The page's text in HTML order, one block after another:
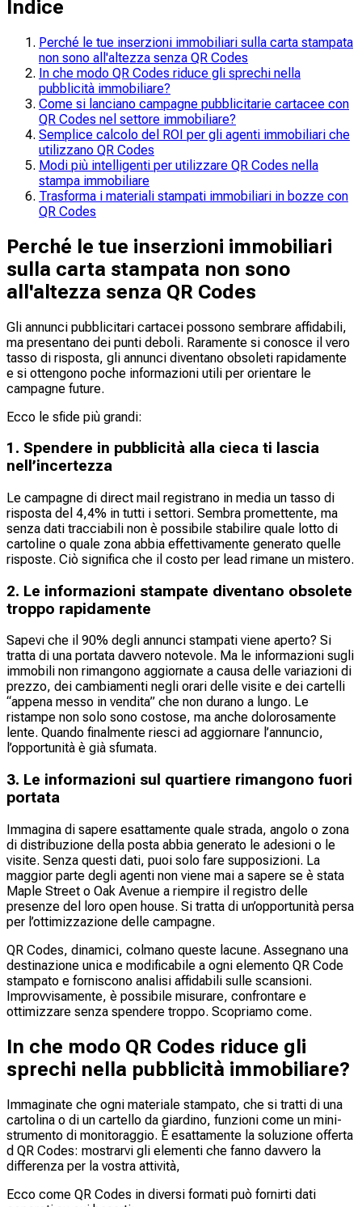
Indice
Perché le tue inserzioni immobiliari sulla carta stampata
non sono all'altezza senza QR Codes
In che modo QR Codes riduce gli sprechi nella
pubblicità immobiliare?
Come si lanciano campagne pubblicitarie cartacee con
QR Codes nel settore immobiliare?
Semplice calcolo del ROI per gli agenti immobiliari che
utilizzano QR Codes
Modi più intelligenti per utilizzare QR Codes nella
stampa immobiliare
Trasforma i materiali stampati immobiliari in bozze con
QR Codes
Perché le tue inserzioni immobiliari
sulla carta stampata non sono
all'altezza senza QR Codes
Gli annunci pubblicitari cartacei possono sembrare affidabili,
ma presentano dei punti deboli. Raramente si conosce il vero
tasso di risposta, gli annunci diventano obsoleti rapidamente
e si ottengono poche informazioni utili per orientare le
campagne future.
Ecco le sfide più grandi:
1. Spendere in pubblicità alla cieca ti lascia
nell’incertezza
Le campagne di direct mail registrano in media un tasso di
risposta del 4,4% in tutti i settori. Sembra promettente, ma
senza dati tracciabili non è possibile stabilire quale lotto di
cartoline o quale zona abbia effettivamente generato quelle
risposte. Ciò significa che il costo per lead rimane un mistero.
2. Le informazioni stampate diventano obsolete
troppo rapidamente
Sapevi che il 90% degli annunci stampati viene aperto? Si
tratta di una portata davvero notevole. Ma le informazioni sugli
immobili non rimangono aggiornate a causa delle variazioni di
prezzo, dei cambiamenti negli orari delle visite e dei cartelli
“appena messo in vendita” che non durano a lungo. Le
ristampe non solo sono costose, ma anche dolorosamente
lente. Quando finalmente riesci ad aggiornare l’annuncio,
l’opportunità è già sfumata.
3. Le informazioni sul quartiere rimangono fuori
portata
Immagina di sapere esattamente quale strada, angolo o zona
di distribuzione della posta abbia generato le adesioni o le
visite. Senza questi dati, puoi solo fare supposizioni. La
maggior parte degli agenti non viene mai a sapere se è stata
Maple Street o Oak Avenue a riempire il registro delle
presenze del loro open house. Si tratta di un’opportunità persa
per l’ottimizzazione delle campagne.
QR Codes, dinamici, colmano queste lacune. Assegnano una
destinazione unica e modificabile a ogni elemento QR Code
stampato e forniscono analisi affidabili sulle scansioni.
Improvvisamente, è possibile misurare, confrontare e
ottimizzare senza spendere troppo. Scopriamo come.
In che modo QR Codes riduce gli
sprechi nella pubblicità immobiliare?
Immaginate che ogni materiale stampato, che si tratti di una
cartolina o di un cartello da giardino, funzioni come un mini-
strumento di monitoraggio. È esattamente la soluzione offerta
d QR Codes: mostrarvi gli elementi che fanno davvero la
differenza per la vostra attività,
Ecco come QR Codes in diversi formati può fornirti dati